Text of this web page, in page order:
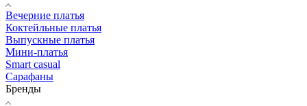
Вечерние платья
Коктейльные платья
Выпускные платья
Мини-платья
Smart casual
Сарафаны
Бренды